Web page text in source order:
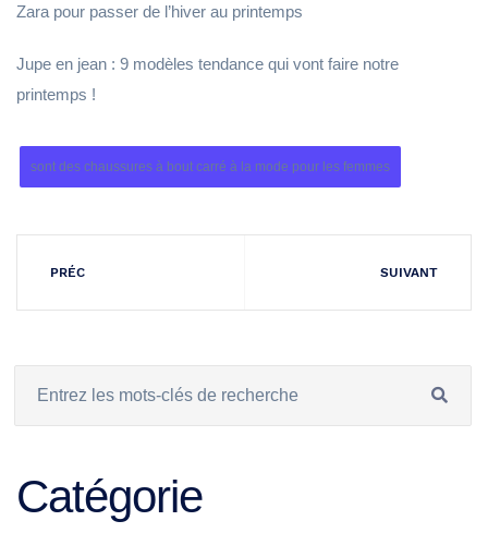
Zara pour passer de l’hiver au printemps
Jupe en jean : 9 modèles tendance qui vont faire notre
printemps !
sont des chaussures à bout carré à la mode pour les femmes
PRÉC SUIVANT
Catégorie